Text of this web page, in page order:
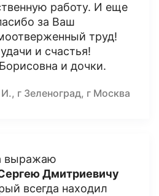
работу. И еще
за Ваш
труд!
и счастья!
и дочки.
г Зеленоград, г Москва
выражаю
Дмитриевичу
всегда находил